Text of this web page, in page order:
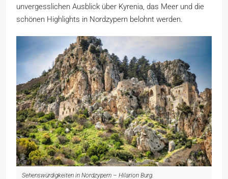
unvergesslichen Ausblick über Kyrenia, das Meer und die
schönen Highlights in Nordzypern belohnt werden.
Sehenswürdigkeiten in Nordzypern – Hilarion Burg.